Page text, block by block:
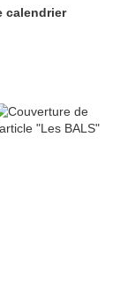
calendrier